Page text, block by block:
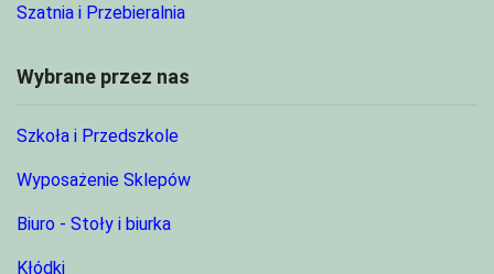
Szatnia i Przebieralnia
Wybrane przez nas
Szkoła i Przedszkole
Wyposażenie Sklepów
Biuro - Stoły i biurka
Kłódki